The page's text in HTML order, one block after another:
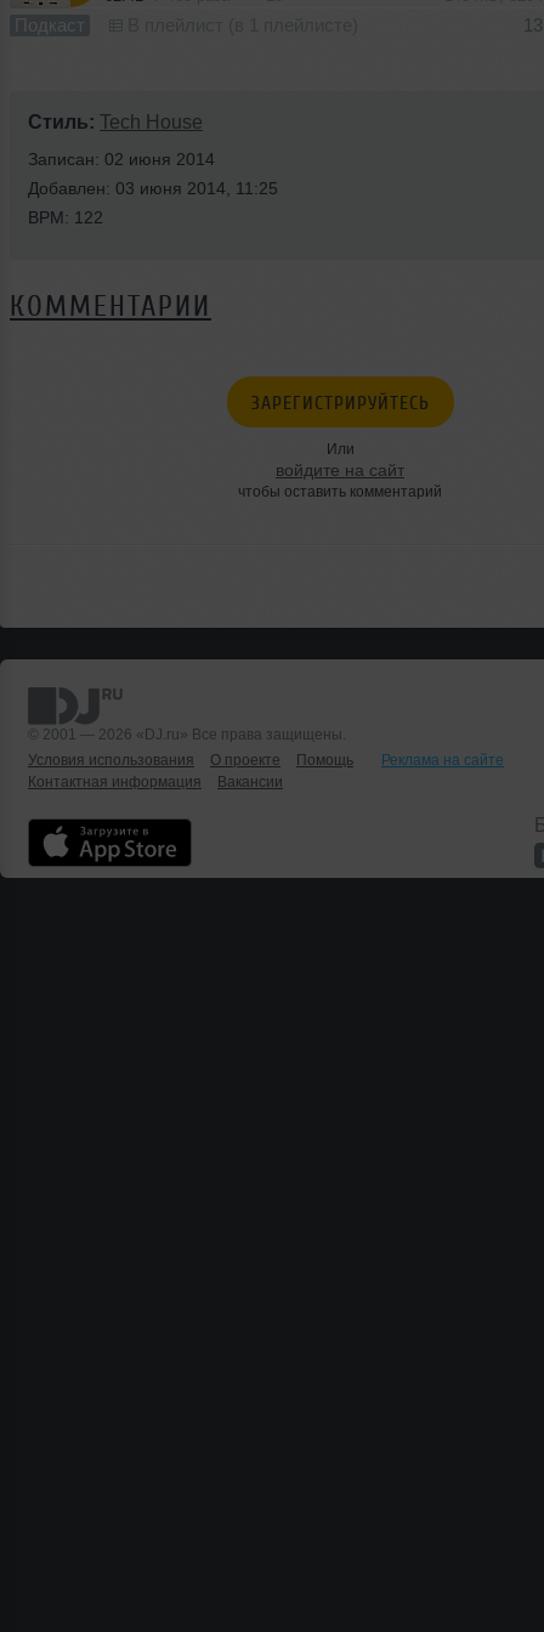
Подкаст
Стиль: Tech House
Записан: 02 июня 2014
Добавлен: 03 июня 2014, 11:25
BPM: 122
КОММЕНТАРИИ
ЗАРЕГИСТРИРУЙТЕСЬ
Или
войдите на сайт
чтобы оставить комментарий
© 2001 — 2026 «DJ.ru» Все права защищены.
Условия использования
О проекте Помощь
Реклама на сайте
Контактная информация
Вакансии